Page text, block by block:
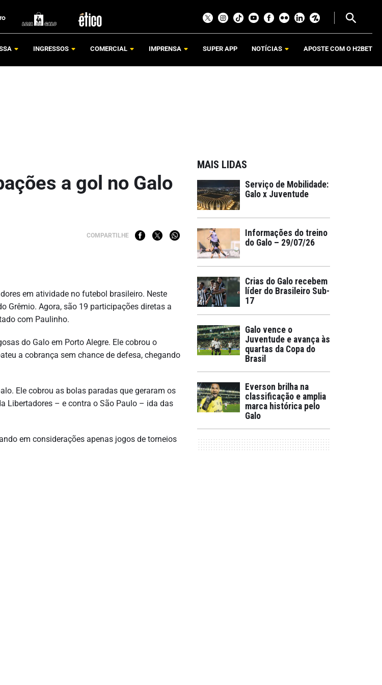
INGRESSOS COMERCIAL IMPRENSA SUPER APP NOTÍCIAS APOSTE COM O H2BET
a gol no Galo
COMPARTILHE
em atividade no futebol brasileiro. Neste
Grêmio. Agora, são 19 participações diretas a
com Paulinho.
do Galo em Porto Alegre. Ele cobrou o
a cobrança sem chance de defesa, chegando
Ele cobrou as bolas paradas que geraram os
Libertadores – e contra o São Paulo – ida das
em considerações apenas jogos de torneios
MAIS LIDAS
Serviço de Mobilidade:
Galo x Juventude
Informações do treino
do Galo – 29/07/26
Crias do Galo recebem
líder do Brasileiro Sub-
17
Galo vence o
Juventude e avança às
quartas da Copa do
Brasil
Everson brilha na
classificação e amplia
marca histórica pelo
Galo